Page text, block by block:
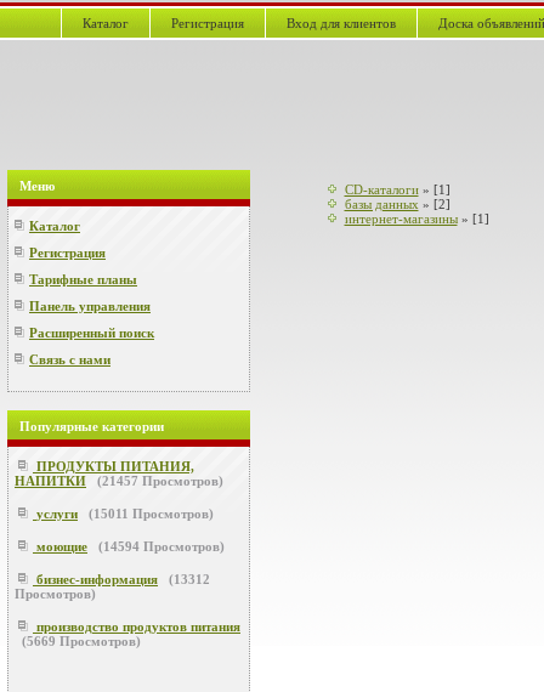
Каталог Регистрация Вход для клиентов Доска объявлений
Меню
Каталог
Регистрация
Тарифные планы
Панель управления
Расширенный поиск
Связь с нами
Популярные категории
ПРОДУКТЫ ПИТАНИЯ,
НАПИТКИ
(21457 Просмотров)
услуги (15011 Просмотров)
моющие (14594 Просмотров)
бизнес-информация (13312
Просмотров)
производство продуктов питания
(5669 Просмотров)
CD-каталоги» [1]
базы данных » [2]
интернет-магазины» [1]